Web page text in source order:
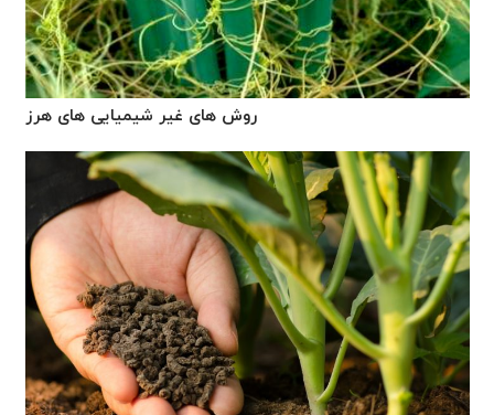
روش های غیر شیمیایی های هرز